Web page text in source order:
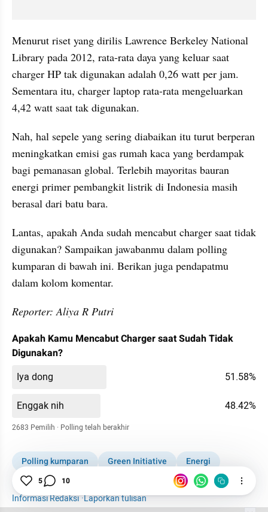
Menurut riset yang dirilis Lawrence Berkeley National
Library pada 2012, rata-rata daya yang keluar saat
charger HP tak digunakan adalah 0,26 watt per jam.
Sementara itu, charger laptop rata-rata mengeluarkan
4,42 watt saat tak digunakan.
Nah, hal sepele yang sering diabaikan itu turut berperan
meningkatkan emisi gas rumah kaca yang berdampak
bagi pemanasan global. Terlebih mayoritas bauran
energi primer pembangkit listrik di Indonesia masih
berasal dari batu bara.
Lantas, apakah Anda sudah mencabut charger saat tidak
digunakan? Sampaikan jawabanmu dalam polling
kumparan di bawah ini. Berikan juga pendapatmu
dalam kolom komentar.
Reporter: Aliya R Putri
Apakah Kamu Mencabut Charger saat Sudah Tidak
Digunakan?
Iya dong
51.58%
Enggak nih
48.42%
2683 Pemilih · Polling telah berakhir
Polling kumparan Green Initiative
Energi
Listrik
Charger
Informasi Redaksi·Laporkan tulisan
5 10